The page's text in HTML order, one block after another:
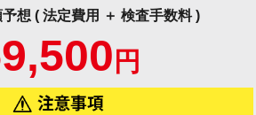
想 ( 法定費用 ＋ 検査手数料 )
円